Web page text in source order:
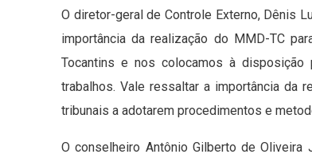
O diretor-geral de Controle Externo, Dênis
importância da realização do MMD-TC
Tocantins e nos colocamos à disposição
trabalhos. Vale ressaltar a importância da
tribunais a adotarem procedimentos e
O conselheiro Antônio Gilberto de